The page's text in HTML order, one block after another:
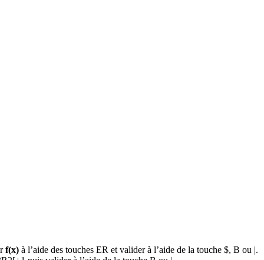
f(x) à l’aide des touches ER et valider à l’aide de la touche $, B ou |.